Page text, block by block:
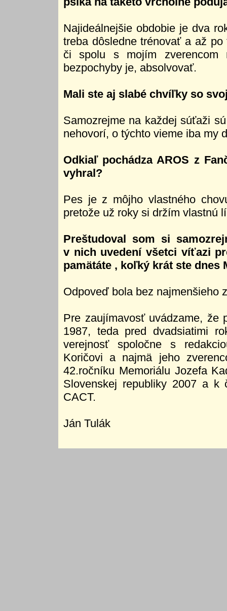
Najideálnejšie obdobie je dva
treba dôsledne trénovať a až
či spolu s mojím zverencom
bezpochyby je, absolvovať.
Mali ste aj slabé chvíľky so
Samozrejme na každej súťaži
nehovorí, o týchto vieme iba my
Odkiaľ pochádza AROS z
vyhral?
Pes je z môjho vlastného
pretože už roky si držím vlastnú
Preštudoval som si
v nich uvedení všetci víťazi
pamätáte , koľký krát ste dnes
Odpoveď bola bez najmenšieho
Pre zaujímavosť uvádzame, že
1987, teda pred dvadsiatimi
verejnosť spoločne s
Koričovi a najmä jeho
42.ročníku Memoriálu Jozefa
Slovenskej republiky 2007 a k
CACT.
Ján Tulák